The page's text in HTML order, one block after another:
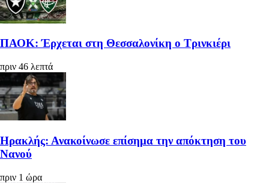
ΠΑΟΚ: Έρχεται στη Θεσσαλονίκη ο Τρινκιέρι
πριν 46 λεπτά
Ηρακλής: Ανακοίνωσε επίσημα την απόκτηση του
Νανού
πριν 1 ώρα